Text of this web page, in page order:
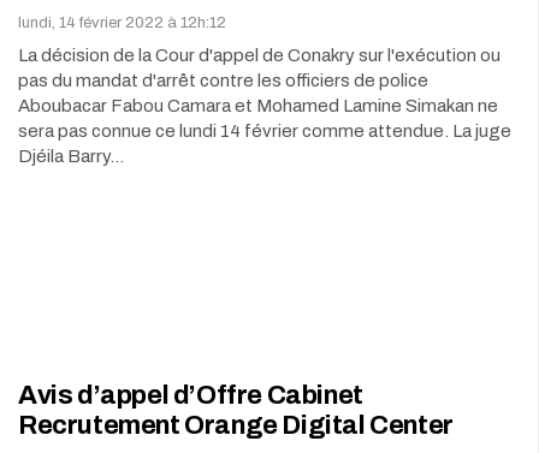
lundi, 14 février 2022 à 12h:12
La décision de la Cour d'appel de Conakry sur l'exécution ou
pas du mandat d'arrêt contre les officiers de police
Aboubacar Fabou Camara et Mohamed Lamine Simakan ne
sera pas connue ce lundi 14 février comme attendue. La juge
Djéila Barry…
Avis d’appel d’Offre Cabinet
Recrutement Orange Digital Center